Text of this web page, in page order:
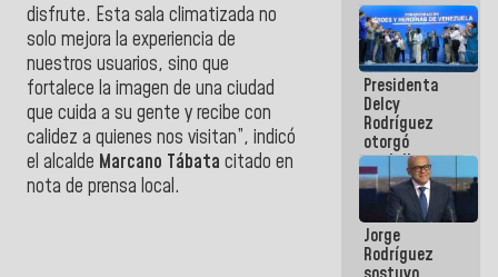
disfrute. Esta sala climatizada no
solo mejora la experiencia de
nuestros usuarios, sino que
fortalece la imagen de una ciudad
que cuida a su gente y recibe con
calidez a quienes nos visitan”, indicó
el alcalde Marcano Tábata citado en
nota de prensa local.
para
optimizar
manejo de
escombros
en La Guaira
Presidenta
Delcy
Rodríguez
otorgó
medalla
"Héroe de
Venezuela"
a servidores
públicos
Jorge
Rodríguez